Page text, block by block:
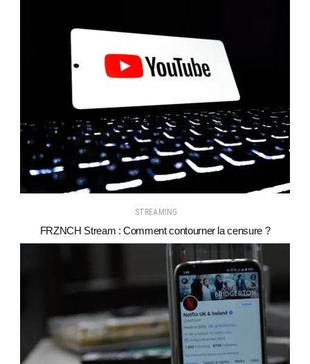
STREAMING
FRZNCH Stream : Comment contourner la censure ?